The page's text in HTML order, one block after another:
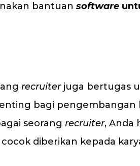
bantuan software
recruiterjuga bertugas
bagi pengembangan
seorang recruiter, Anda
diberikan kepada